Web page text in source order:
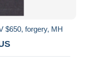
$650, forgery, MH